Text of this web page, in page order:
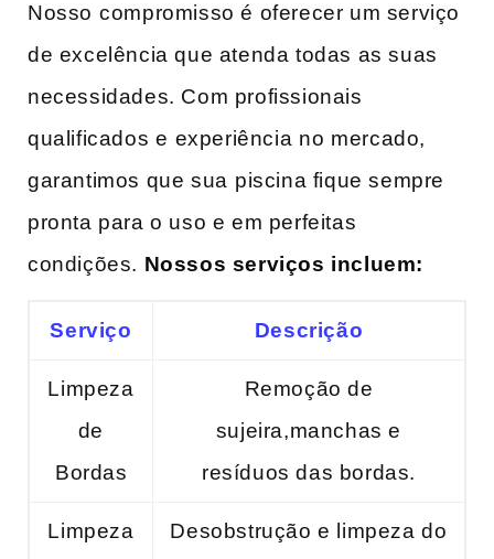
Nosso⁤ compromisso é oferecer um serviço
de‌ excelência que atenda todas as suas
necessidades. Com profissionais
qualificados e ⁣experiência ⁤no mercado,
garantimos que ‌sua ⁢piscina fique sempre
‍pronta para o uso e em perfeitas‌
condições. Nossos serviços incluem:
Serviço Descrição
Limpeza
de
⁤Bordas
Remoção de
sujeira,manchas e
resíduos das bordas.
Limpeza
Desobstrução ‍e limpeza do